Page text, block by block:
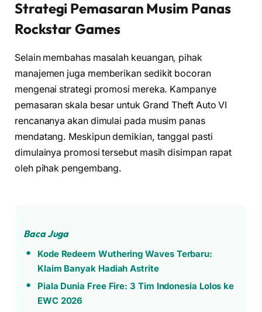
Strategi Pemasaran Musim Panas
Rockstar Games
Selain membahas masalah keuangan, pihak
manajemen juga memberikan sedikit bocoran
mengenai strategi promosi mereka. Kampanye
pemasaran skala besar untuk Grand Theft Auto VI
rencananya akan dimulai pada musim panas
mendatang. Meskipun demikian, tanggal pasti
dimulainya promosi tersebut masih disimpan rapat
oleh pihak pengembang.
Baca Juga
Kode Redeem Wuthering Waves Terbaru:
Klaim Banyak Hadiah Astrite
Piala Dunia Free Fire: 3 Tim Indonesia Lolos ke
EWC 2026